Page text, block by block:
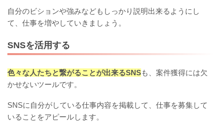
自分のビションや強みなどもしっかり説明出来るようにし
て、仕事を増やしていきましょう。
SNSを活用する
色々な人たちと繋がることが出来るSNSも、案件獲得には欠
かせないツールです。
SNSに自分がしている仕事内容を掲載して、仕事を募集して
いることをアピールします。